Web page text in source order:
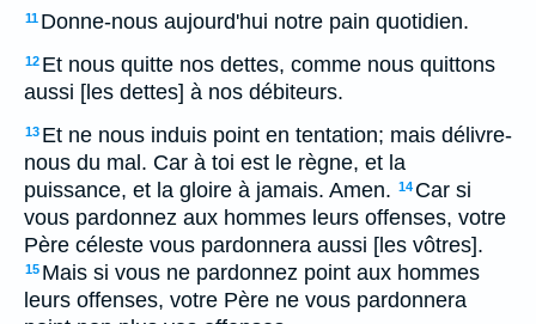
11 Donne-nous aujourd'hui notre pain quotidien.
12 Et nous quitte nos dettes, comme nous quittons
aussi [les dettes] à nos débiteurs.
13 Et ne nous induis point en tentation; mais délivre-
nous du mal. Car à toi est le règne, et la
puissance, et la gloire à jamais. Amen. 14 Car si
vous pardonnez aux hommes leurs offenses, votre
Père céleste vous pardonnera aussi [les vôtres].
15 Mais si vous ne pardonnez point aux hommes
leurs offenses, votre Père ne vous pardonnera